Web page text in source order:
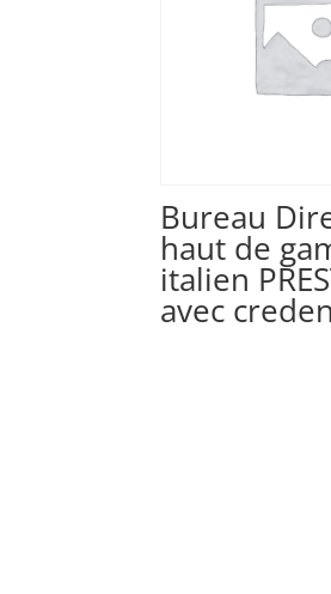
Bureau
haut de
italien
avec